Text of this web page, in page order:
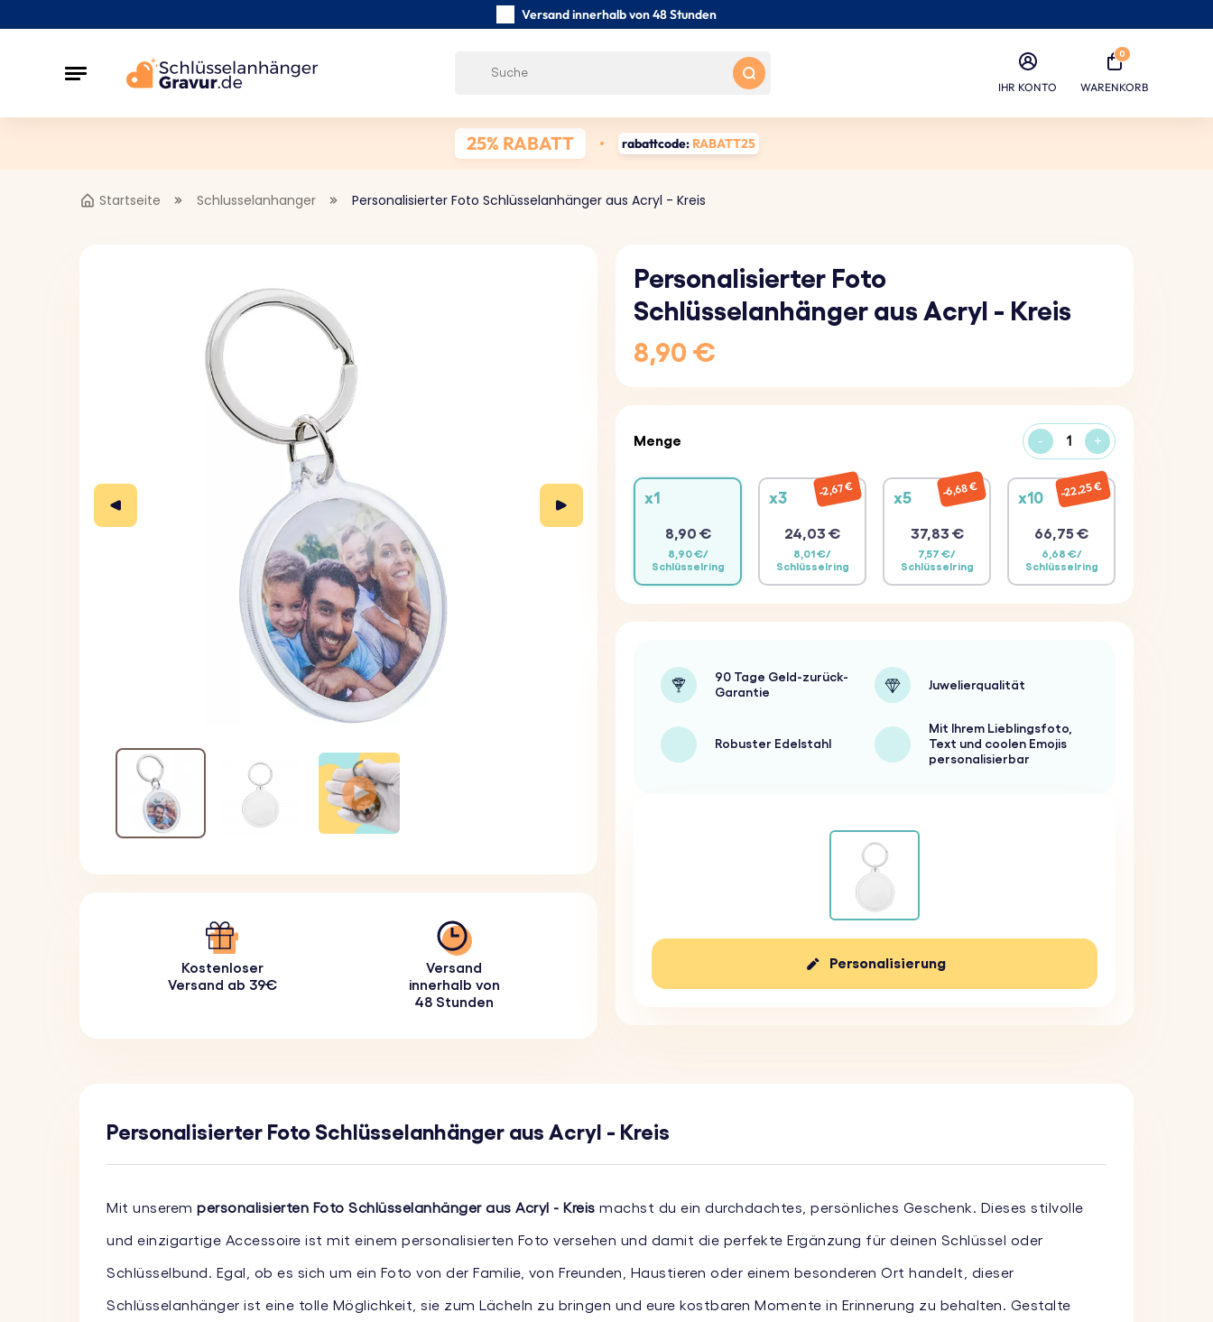
Versand innerhalb von 48 Stunden
IHR KONTO
0
WARENKORB
25% RABATT rabattcode: RABATT25
Startseite Schlusselanhanger Personalisierter Foto Schlüsselanhänger aus Acryl - Kreis
Kostenloser
Versand ab 39€
Versand
innerhalb von
48 Stunden
Personalisierter Foto
Schlüsselanhänger aus Acryl - Kreis
8,90 €
Menge - +
x1
8,90 €
8,90 €/
Schlüsselring
x3
24,03 €
8,01 €/
Schlüsselring
2,67 € x5
37,83 €
7,57 €/
Schlüsselring
6,68 € x10
66,75 €
6,68 €/
Schlüsselring
22,25 €
90 Tage Geld-zurück-
Garantie
Juwelierqualität
Robuster Edelstahl
Mit Ihrem Lieblingsfoto,
Text und coolen Emojis
personalisierbar
Personalisierung
Personalisierter Foto Schlüsselanhänger aus Acryl - Kreis
Mit unserem personalisierten Foto Schlüsselanhänger aus Acryl - Kreis machst du ein durchdachtes, persönliches Geschenk. Dieses stilvolle
und einzigartige Accessoire ist mit einem personalisierten Foto versehen und damit die perfekte Ergänzung für deinen Schlüssel oder
Schlüsselbund. Egal, ob es sich um ein Foto von der Familie, von Freunden, Haustieren oder einem besonderen Ort handelt, dieser
Schlüsselanhänger ist eine tolle Möglichkeit, sie zum Lächeln zu bringen und eure kostbaren Momente in Erinnerung zu behalten. Gestalte